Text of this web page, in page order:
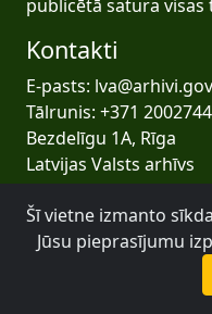
publicētā satura visas
Kontakti
E-pasts:
Tālrunis: +371
Bezdelīgu 1A, Rīga
Latvijas Valsts arhīvs
Šī vietne izmanto
Jūsu pieprasījumu